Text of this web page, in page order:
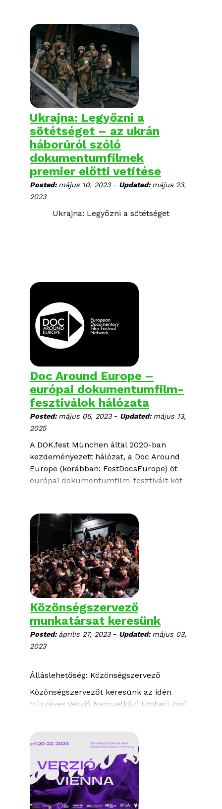
orosz katonai invázió 2022. február 24-i
kezdete után.
Ukrajna: Legyőzni a
sötétséget – az ukrán
háborúról szóló
dokumentumfilmek
premier előtti vetítése
Posted:május 10, 2023 - Updated:május 23,
2023
Ukrajna: Legyőzni a sötétséget
Doc Around Europe –
európai dokumentumfilm-
fesztiválok hálózata
Posted:május 05, 2023 - Updated:május 13,
2025
A DOK.fest München által 2020-ban
kezdeményezett hálózat, a Doc Around
Europe (korábban: FestDocsEurope) öt
európai dokumentumfilm-fesztivált köt
kal, a DOK.Fest Münchennel, a
DocsBarcelonával és a MakeDox-szal
közösen dolgozik afiatal
dokumentumfilmesek támogatását célzó
programokon. 2025-től egy új partner, a
Biografilm csatlakozott a hálózathoz.
Közönségszervező
munkatársat keresünk
Posted:április 27, 2023 - Updated:május 03,
2023
Álláslehetőség: Közönségszervező
Közönségszervezőt keresünk az idén
húszéves Verzió Nemzetközi Emberi Jogi
szólítani a változatos témájú filmek által
megcélzott különféle társadalmi
csoportokat és képes új közönséget
vonzani a fesztiválra.